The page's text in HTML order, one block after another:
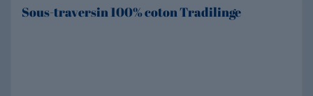
Sous-traversin 100% coton Tradilinge